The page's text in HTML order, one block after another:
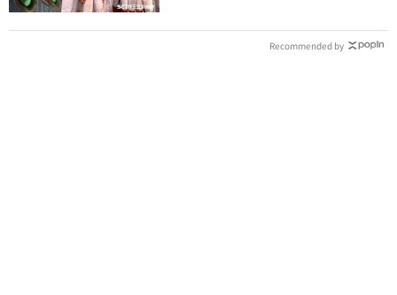
Recommended by